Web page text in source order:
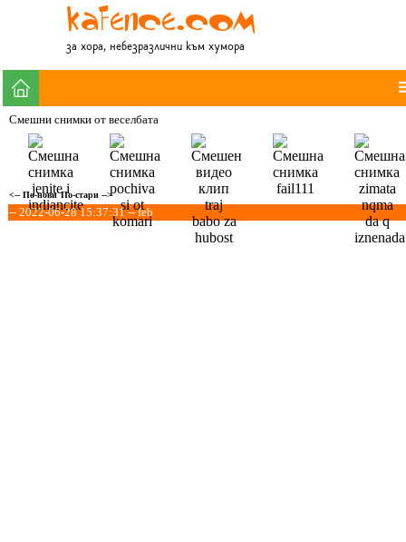
за хора, небезразлични към хумора
Смешни снимки от веселбата
<-- По-нови По-стари -->
-- 2022-06-28 15:37:31 -- feb